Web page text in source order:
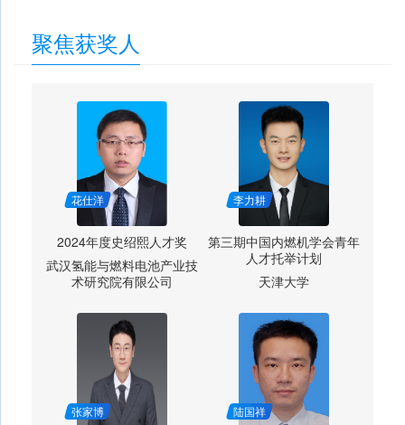
聚焦获奖人
花仕洋
2024年度史绍熙人才奖
武汉氢能与燃料电池产业技
术研究院有限公司
李力耕
第三期中国内燃机学会青年
人才托举计划
天津大学
张家博 陆国祥